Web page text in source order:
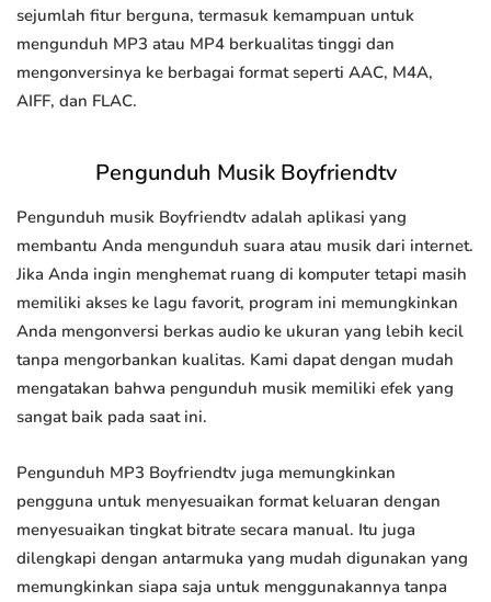
sejumlah fitur berguna, termasuk kemampuan untuk
mengunduh MP3 atau MP4 berkualitas tinggi dan
mengonversinya ke berbagai format seperti AAC, M4A,
AIFF, dan FLAC.
Pengunduh Musik Boyfriendtv
Pengunduh musik Boyfriendtv adalah aplikasi yang
membantu Anda mengunduh suara atau musik dari internet.
Jika Anda ingin menghemat ruang di komputer tetapi masih
memiliki akses ke lagu favorit, program ini memungkinkan
Anda mengonversi berkas audio ke ukuran yang lebih kecil
tanpa mengorbankan kualitas. Kami dapat dengan mudah
mengatakan bahwa pengunduh musik memiliki efek yang
sangat baik pada saat ini.
Pengunduh MP3 Boyfriendtv juga memungkinkan
pengguna untuk menyesuaikan format keluaran dengan
menyesuaikan tingkat bitrate secara manual. Itu juga
dilengkapi dengan antarmuka yang mudah digunakan yang
memungkinkan siapa saja untuk menggunakannya tanpa